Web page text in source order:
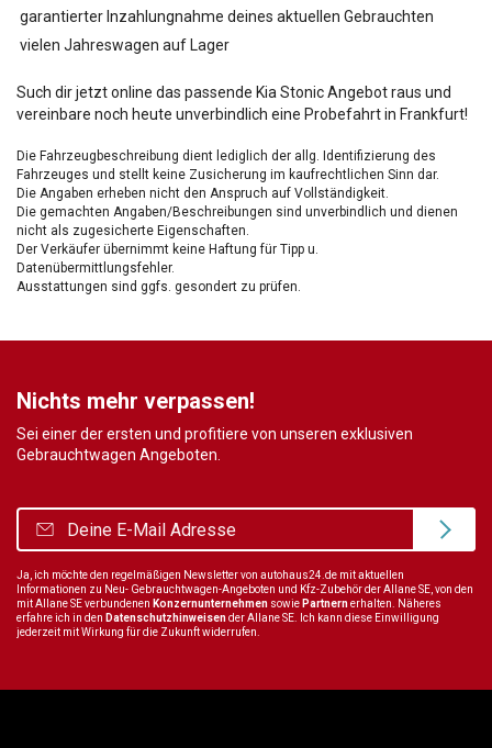
garantierter Inzahlungnahme deines aktuellen Gebrauchten
vielen Jahreswagen auf Lager
Such dir jetzt online das passende Kia Stonic Angebot raus und
vereinbare noch heute unverbindlich eine Probefahrt in Frankfurt!
Die Fahrzeugbeschreibung dient lediglich der allg. Identifizierung des
Fahrzeuges und stellt keine Zusicherung im kaufrechtlichen Sinn dar.
Die Angaben erheben nicht den Anspruch auf Vollständigkeit.
Die gemachten Angaben/Beschreibungen sind unverbindlich und dienen
nicht als zugesicherte Eigenschaften.
Der Verkäufer übernimmt keine Haftung für Tipp u.
Datenübermittlungsfehler.
Ausstattungen sind ggfs. gesondert zu prüfen.
Nichts mehr verpassen!
Sei einer der ersten und profitiere von unseren exklusiven
Gebrauchtwagen Angeboten.
Ja, ich möchte den regelmäßigen Newsletter von autohaus24.de mit aktuellen
Informationen zu Neu- Gebrauchtwagen-Angeboten und Kfz-Zubehör der Allane SE, von den
mit Allane SE verbundenen Konzernunternehmen sowie Partnernerhalten. Näheres
erfahre ich in den Datenschutzhinweisender Allane SE. Ich kann diese Einwilligung
jederzeit mit Wirkung für die Zukunft widerrufen.